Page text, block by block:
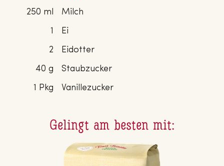
250 ml
Milch
1
Ei
2
Eidotter
40 g
Staubzucker
1 Pkg
Vanillezucker
Gelingt am besten mit: